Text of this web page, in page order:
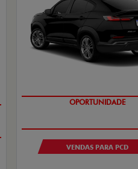
OPORTUNIDADE
VENDAS PARA PCD